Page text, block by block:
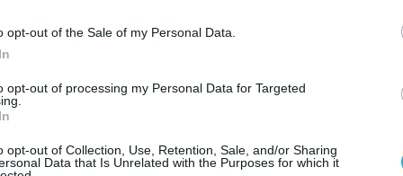
opt-out of the Sale of my Personal Data.
opt-out of processing my Personal Data for Targeted
opt-out of Collection, Use, Retention, Sale, and/or Sharing
Data that Is Unrelated with the Purposes for which it
ΑΡΘΡΟ